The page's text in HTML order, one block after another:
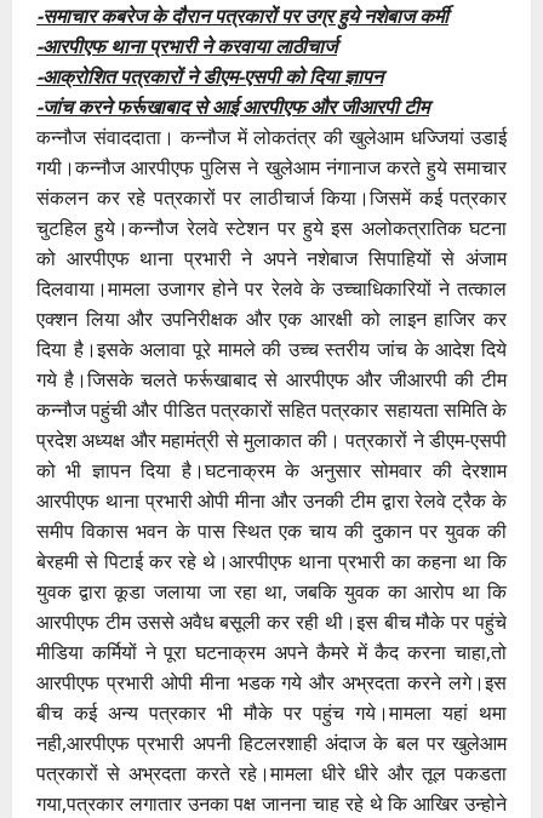
-समाचार कबरेज के दौरान पत्रकारों पर उग्र हुये नशेबाज कर्मी
-आरपीएफ थाना प्रभारी ने करवाया लाठीचार्ज
-आक्रोशित पत्रकारों ने डीएम-एसपी को दिया ज्ञापन
-जांच करने फर्रूखाबाद से आई आरपीएफ और जीआरपी टीम
कन्नौज संवाददाता। कन्नौज में लोकतंत्र की खुलेआम धज्जियां उडाई
गयी।कन्नौज आरपीएफ पुलिस ने खुलेआम नंगानाज करते हुये समाचार
संकलन कर रहे पत्रकारों पर लाठीचार्ज किया।जिसमें कई पत्रकार
चुटहिल हुये।कन्नौज रेलवे स्टेशन पर हुये इस अलोकत्रातिक घटना
को आरपीएफ थाना प्रभारी ने अपने नशेबाज सिपाहियों से अंजाम
दिलवाया।मामला उजागर होने पर रेलवे के उच्चाधिकारियों ने तत्काल
एक्शन लिया और उपनिरीक्षक और एक आरक्षी को लाइन हाजिर कर
दिया है।इसके अलावा पूरे मामले की उच्च स्तरीय जांच के आदेश दिये
गये है।जिसके चलते फर्रूखाबाद से आरपीएफ और जीआरपी की टीम
कन्नौज पहुंची और पीडित पत्रकारों सहित पत्रकार सहायता समिति के
प्रदेश अध्यक्ष और महामंत्री से मुलाकात की। पत्रकारों ने डीएम-एसपी
को भी ज्ञापन दिया है।घटनाक्रम के अनुसार सोमवार की देरशाम
आरपीएफ थाना प्रभारी ओपी मीना और उनकी टीम द्वारा रेलवे ट्रैक के
समीप विकास भवन के पास स्थित एक चाय की दुकान पर युवक की
बेरहमी से पिटाई कर रहे थे।आरपीएफ थाना प्रभारी का कहना था कि
युवक द्वारा कूडा जलाया जा रहा था, जबकि युवक का आरोप था कि
आरपीएफ टीम उससे अवैध बसूली कर रही थी।इस बीच मौके पर पहुंचे
मीडिया कर्मियों ने पूरा घटनाक्रम अपने कैमरे में कैद करना चाहा,तो
आरपीएफ प्रभारी ओपी मीना भडक गये और अभ्रदता करने लगे।इस
बीच कई अन्य पत्रकार भी मौके पर पहुंच गये।मामला यहां थमा
नही,आरपीएफ प्रभारी अपनी हिटलरशाही अंदाज के बल पर खुलेआम
पत्रकारों से अभ्रदता करते रहे।मामला धीरे धीरे और तूल पकडता
गया,पत्रकार लगातार उनका पक्ष जानना चाह रहे थे कि आखिर उन्होने